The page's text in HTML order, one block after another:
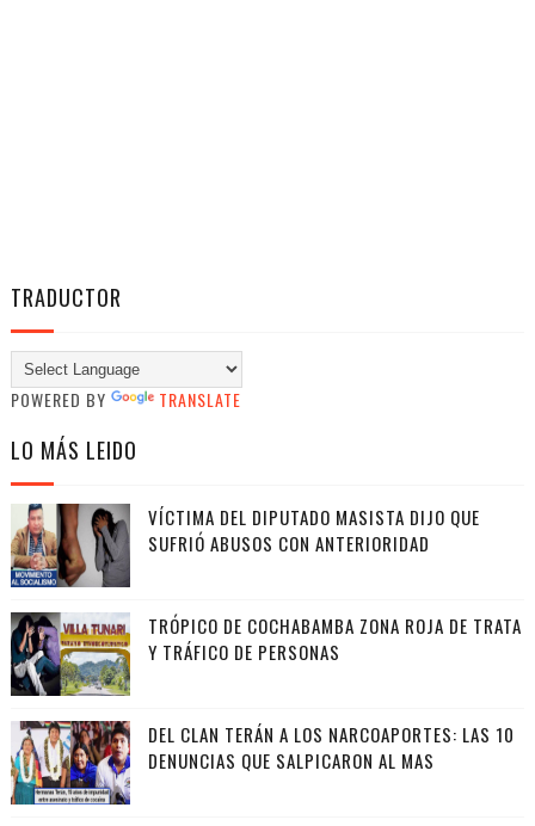
TRADUCTOR
POWERED BY TRANSLATE
LO MÁS LEIDO
VÍCTIMA DEL DIPUTADO MASISTA DIJO QUE
SUFRIÓ ABUSOS CON ANTERIORIDAD
TRÓPICO DE COCHABAMBA ZONA ROJA DE TRATA
Y TRÁFICO DE PERSONAS
DEL CLAN TERÁN A LOS NARCOAPORTES: LAS 10
DENUNCIAS QUE SALPICARON AL MAS